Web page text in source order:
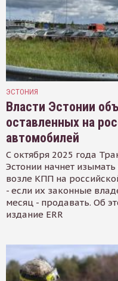
ЭСТОНИЯ
Власти Эстонии
оставленных на
автомобилей
С октября 2025 года
Эстонии начнет
возле КПП на
- если их законные
месяц - продавать. Об
издание ERR